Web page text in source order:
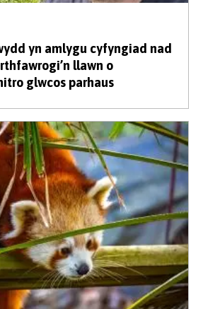
yn amlygu cyfyngiad nad
llawn o
glwcos parhaus